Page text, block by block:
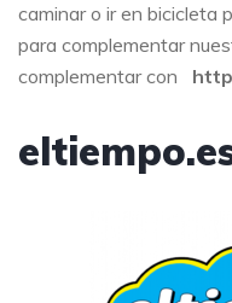
caminar o ir en bicicleta
para complementar
complementar con